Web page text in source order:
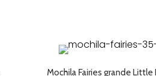
Mochila Fairies grande Little